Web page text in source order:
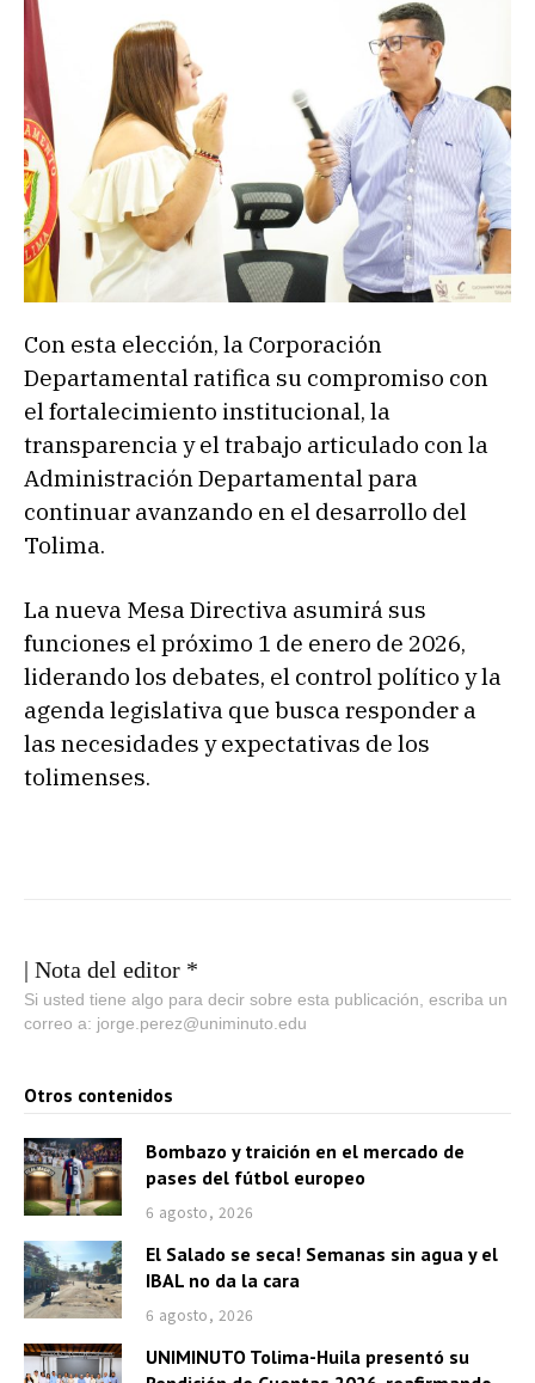
Con esta elección, la Corporación
Departamental ratifica su compromiso con
el fortalecimiento institucional, la
transparencia y el trabajo articulado con la
Administración Departamental para
continuar avanzando en el desarrollo del
Tolima.
La nueva Mesa Directiva asumirá sus
funciones el próximo 1 de enero de 2026,
liderando los debates, el control político y la
agenda legislativa que busca responder a
las necesidades y expectativas de los
tolimenses.
| Nota del editor *
Si usted tiene algo para decir sobre esta publicación, escriba un
correo a: jorge.perez@uniminuto.edu
Otros contenidos
Bombazo y traición en el mercado de
pases del fútbol europeo
6 agosto, 2026
El Salado se seca! Semanas sin agua y el
IBAL no da la cara
6 agosto, 2026
UNIMINUTO Tolima-Huila presentó su